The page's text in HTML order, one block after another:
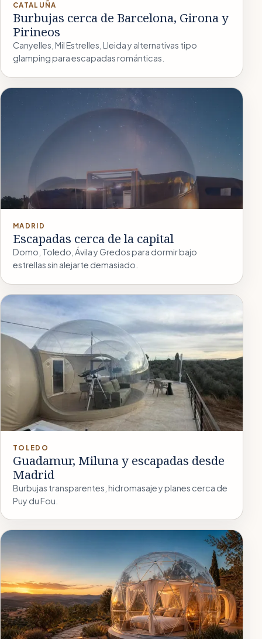
CATALUÑA
Burbujas cerca de Barcelona, Girona y
Pirineos
Canyelles, Mil Estrelles, Lleida y alternativas tipo
glamping para escapadas románticas.
MADRID
Escapadas cerca de la capital
Domo, Toledo, Ávila y Gredos para dormir bajo
estrellas sin alejarte demasiado.
TOLEDO
Guadamur, Miluna y escapadas desde
Madrid
Burbujas transparentes, hidromasaje y planes cerca de
Puy du Fou.